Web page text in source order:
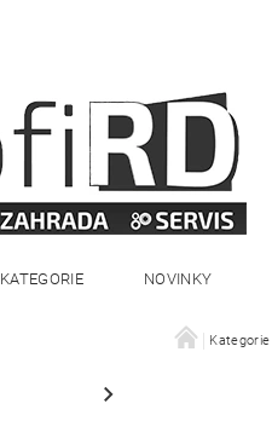
KATEGORIE NOVINKY
OBCHODNÍ PODMÍNKY Kategorie